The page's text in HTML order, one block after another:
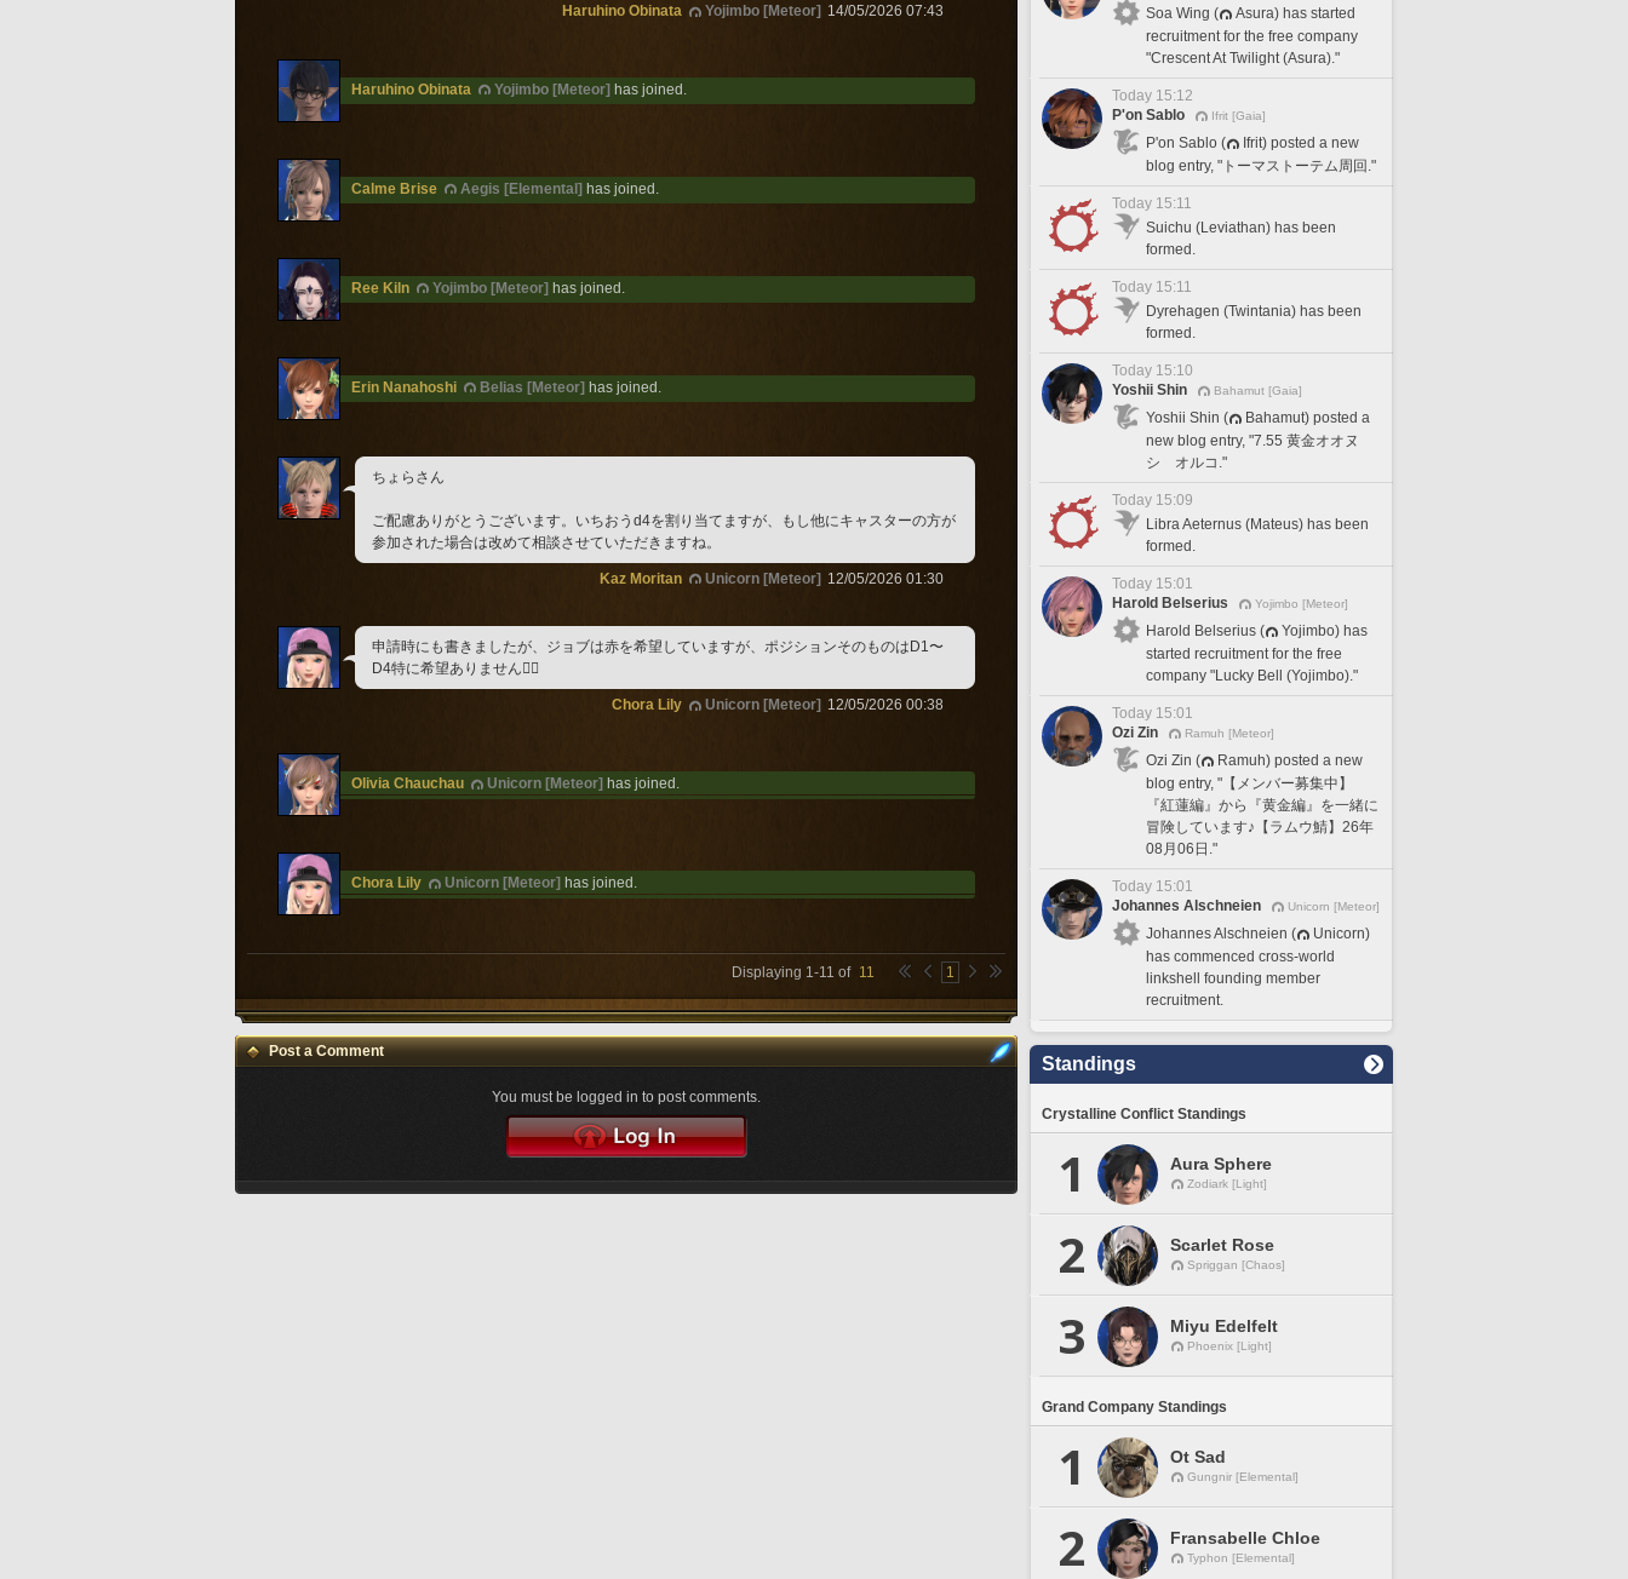
Haruhino Obinata Yojimbo [Meteor] 14/05/2026 07:43
Haruhino Obinata Yojimbo [Meteor] has joined.
Calme Brise Aegis [Elemental] has joined.
Ree Kiln Yojimbo [Meteor] has joined.
Erin Nanahoshi Belias [Meteor] has joined.
ちょらさん
ご配慮ありがとうございます。いちおうd4を割り当てますが、もし他にキャスターの方が
参加された場合は改めて相談させていただきますね。
Kaz Moritan Unicorn [Meteor] 12/05/2026 01:30
申請時にも書きましたが、ジョブは赤を希望していますが、ポジションそのものはD1〜
D4特に希望ありません🙇‍♀️
Chora Lily Unicorn [Meteor] 12/05/2026 00:38
Olivia Chauchau Unicorn [Meteor] has joined.
Chora Lily Unicorn [Meteor] has joined.
Displaying 1-11 of 11 1
Post a Comment
You must be logged in to post comments.
Soa Wing (
Asura) has started
recruitment for the free company
"Crescent At Twilight (Asura)."
Today 15:12
P'on Sablo
Ifrit [Gaia]
P'on Sablo (
Ifrit) posted a new
blog entry, "トーマストーテム周回."
Today 15:11
Suichu (Leviathan) has been
formed.
Today 15:11
Dyrehagen (Twintania) has been
formed.
Today 15:10
Yoshii Shin
Bahamut [Gaia]
Yoshii Shin (
Bahamut) posted a
new blog entry, "7.55 黄金オオヌ
シ オルコ."
Today 15:09
Libra Aeternus (Mateus) has been
formed.
Today 15:01
Harold Belserius
Yojimbo [Meteor]
Harold Belserius (
Yojimbo) has
started recruitment for the free
company "Lucky Bell (Yojimbo)."
Today 15:01
Ozi Zin
Ramuh [Meteor]
Ozi Zin (
Ramuh) posted a new
blog entry, "【メンバー募集中】
『紅蓮編』から『黄金編』を一緒に
冒険しています♪【ラムウ鯖】26年
08月06日."
Today 15:01
Johannes Alschneien
Unicorn [Meteor]
Johannes Alschneien (
Unicorn)
has commenced cross-world
linkshell founding member
recruitment.
Standings
Crystalline Conflict Standings
1 Aura Sphere
Zodiark [Light]
2 Scarlet Rose
Spriggan [Chaos]
3 Miyu Edelfelt
Phoenix [Light]
Grand Company Standings
1 Ot Sad
Gungnir [Elemental]
2 Fransabelle Chloe
Typhon [Elemental]